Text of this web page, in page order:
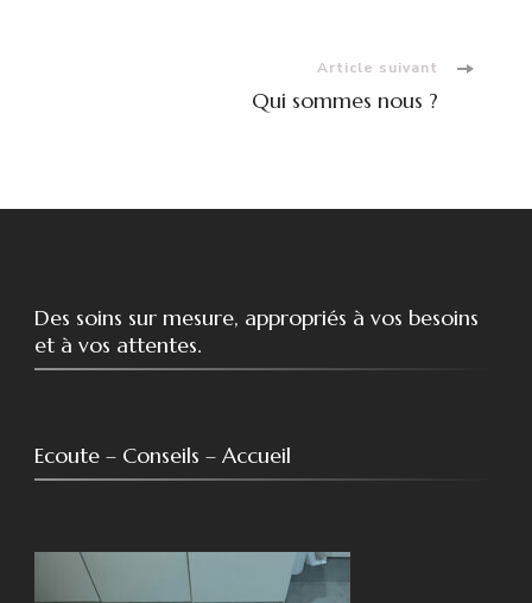
Article suivant
Qui sommes nous ?
Des soins sur mesure, appropriés à vos besoins
et à vos attentes.
Ecoute – Conseils – Accueil